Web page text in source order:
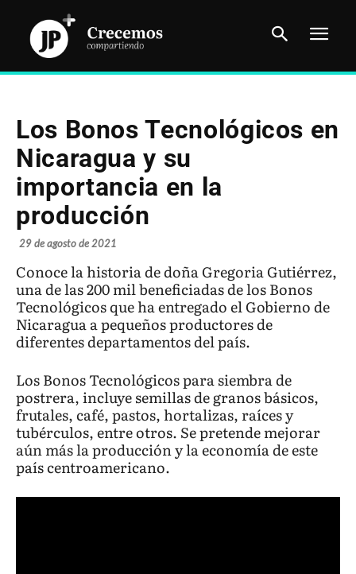
Los Bonos Tecnológicos en
Nicaragua y su
importancia en la
producción
29 de agosto de 2021
Conoce la historia de doña Gregoria Gutiérrez,
una de las 200 mil beneficiadas de los Bonos
Tecnológicos que ha entregado el Gobierno de
Nicaragua a pequeños productores de
diferentes departamentos del país.
Los Bonos Tecnológicos para siembra de
postrera, incluye semillas de granos básicos,
frutales, café, pastos, hortalizas, raíces y
tubérculos, entre otros. Se pretende mejorar
aún más la producción y la economía de este
país centroamericano.